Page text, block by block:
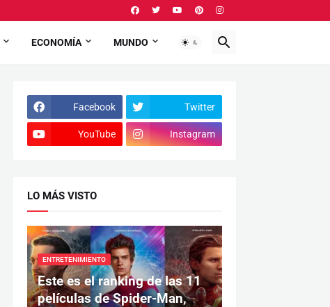
ECONOMÍA MUNDO
Facebook Twitter
YouTube Instagram
LO MÁS VISTO
ENTRETENIMIENTO
Este es el ranking de las 11
películas de Spider-Man,